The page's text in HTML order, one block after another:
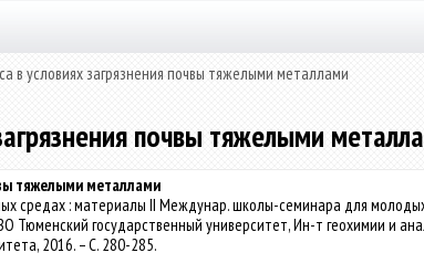
условиях загрязнения почвы тяжелыми металлами
почвы тяжелыми
тяжелыми металлами
средах : материалы II Междунар. школы-семинара для
Тюменский государственный университет, Ин-т геохимии и
2016. – С. 280-285.